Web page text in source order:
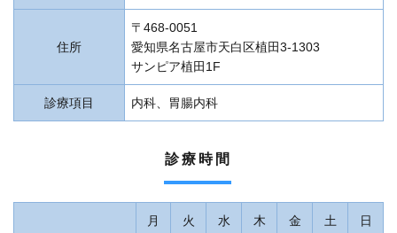
住所
〒468-0051
愛知県名古屋市天白区植田3-1303
サンピア植田1F
診療項目 内科、胃腸内科
診療時間
月 火 水 木 金 土 日